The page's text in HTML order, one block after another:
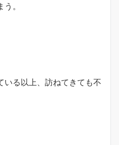
。
いる以上、訪ねてきても不